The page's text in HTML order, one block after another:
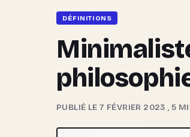
DÉFINITIONS
PUBLIÉ LE 7 FÉVRIER 2023 , 5